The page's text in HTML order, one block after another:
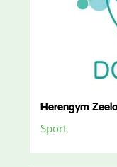
Herengym
Sport